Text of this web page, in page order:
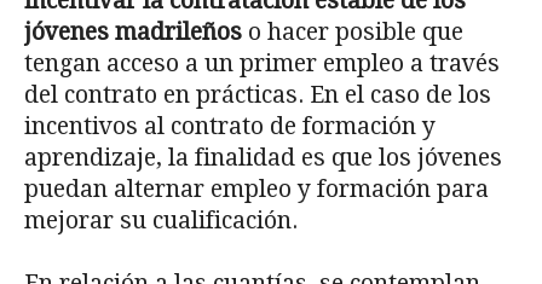
jóvenes madrileños o hacer posible que
tengan acceso a un primer empleo a través
del contrato en prácticas. En el caso de los
incentivos al contrato de formación y
aprendizaje, la finalidad es que los jóvenes
puedan alternar empleo y formación para
mejorar su cualificación.